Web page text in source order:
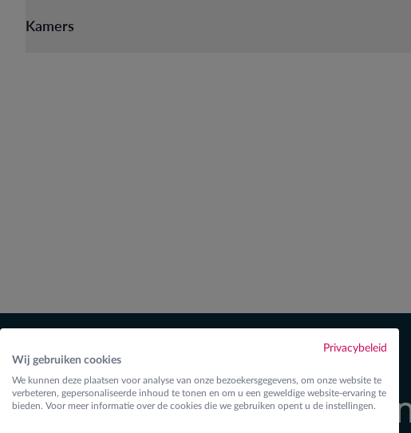
Privacybeleid
Wij gebruiken cookies
We kunnen deze plaatsen voor analyse van onze bezoekersgegevens, om onze website te
verbeteren, gepersonaliseerde inhoud te tonen en om u een geweldige website-ervaring te
bieden. Voor meer informatie over de cookies die we gebruiken opent u de instellingen.
Kamers
Reis